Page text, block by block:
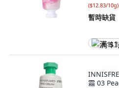
($12.83/10g)
暫時缺貨
满
霜 03